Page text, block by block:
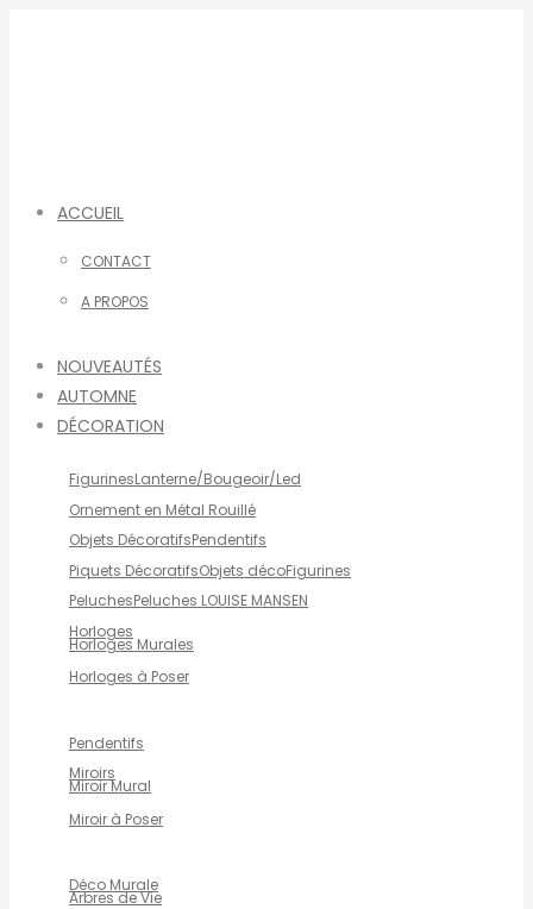
ACCUEIL
CONTACT
A PROPOS
NOUVEAUTÉS
AUTOMNE
DÉCORATION
FigurinesLanterne/Bougeoir/Led
Ornement en Métal Rouillé
Objets DécoratifsPendentifs
Piquets DécoratifsObjets décoFigurines
PeluchesPeluches LOUISE MANSEN
Horloges
Horloges Murales
Horloges à Poser
Pendentifs
Miroirs
Miroir Mural
Miroir à Poser
Déco Murale
Arbres de Vie